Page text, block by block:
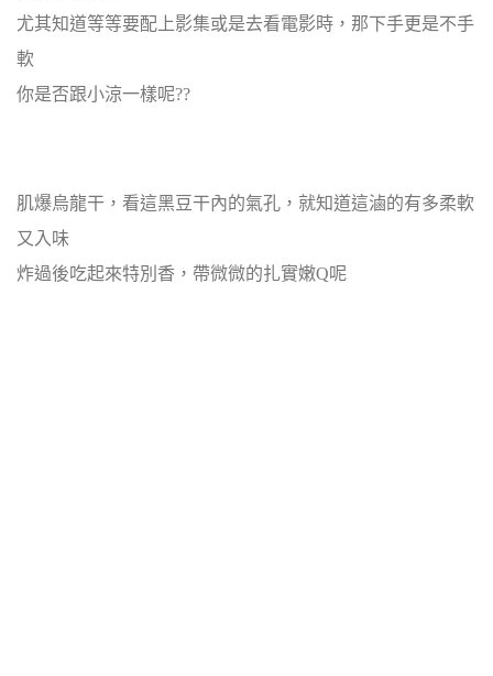
尤其知道等等要配上影集或是去看電影時，那下手更是不手
軟
你是否跟小涼一樣呢??
肌爆烏龍干，看這黑豆干內的氣孔，就知道這滷的有多柔軟
又入味
炸過後吃起來特別香，帶微微的扎實嫩Q呢